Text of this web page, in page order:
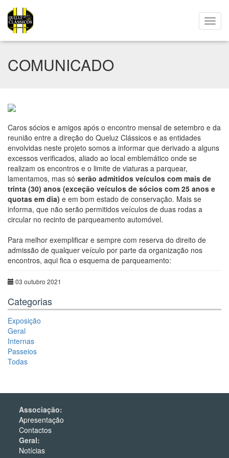
COMUNICADO
Caros sócios e amigos após o encontro mensal de setembro e da
reunião entre a direção do Queluz Clássicos e as entidades
envolvidas neste projeto somos a informar que derivado a alguns
excessos verificados, aliado ao local emblemático onde se
realizam os encontros e o limite de viaturas a parquear,
lamentamos, mas só serão admitidos veículos com mais de
trinta (30) anos (exceção veículos de sócios com 25 anos e
quotas em dia) e em bom estado de conservação. Mais se
informa, que não serão permitidos veículos de duas rodas a
circular no recinto de parqueamento automóvel.
Para melhor exemplificar e sempre com reserva do direito de
admissão de qualquer veículo por parte da organização nos
encontros, aqui fica o esquema de parqueamento:
03 outubro 2021
Categorias
Exposição
Geral
Internas
Passeios
Todas
Associação:
Apresentação
Contactos
Geral:
Notícias